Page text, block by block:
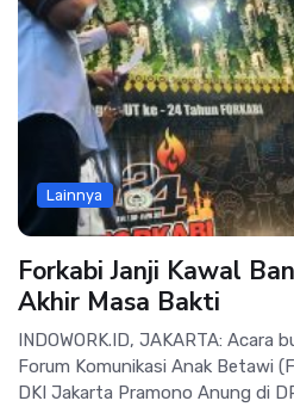
Lainnya
Forkabi Janji Kawal
Akhir Masa Bakti
INDOWORK.ID, JAKARTA: Acara
Forum Komunikasi Anak Betawi
DKI Jakarta Pramono Anung di